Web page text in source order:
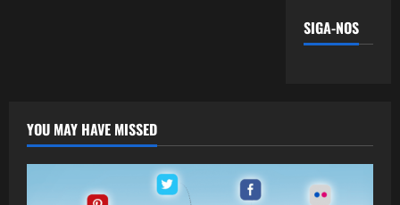
SIGA-NOS
YOU MAY HAVE MISSED